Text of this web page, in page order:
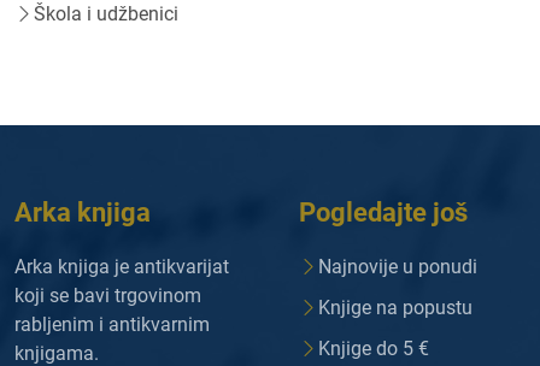
Škola i udžbenici
Arka knjiga
Arka knjiga je antikvarijat
koji se bavi trgovinom
rabljenim i antikvarnim
knjigama.
Pogledajte još
Najnovije u ponudi
Knjige na popustu
Knjige do 5 €